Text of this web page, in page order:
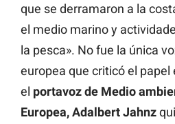
que se derramaron a la
el medio marino y
la pesca». No fue la única
europea que criticó el papel
el portavoz de Medio
Europea, Adalbert Jahnz